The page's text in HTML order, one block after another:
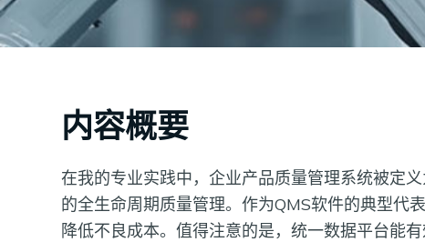
内容概要
在我的专业实践中，企业产品质量管理系统被定
的全生命周期质量管理。作为QMS软件的典型代表
降低不良成本。值得注意的是，统一数据平台能